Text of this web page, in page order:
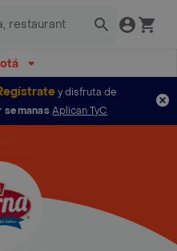
y disfruta de
semanas Aplican TyC